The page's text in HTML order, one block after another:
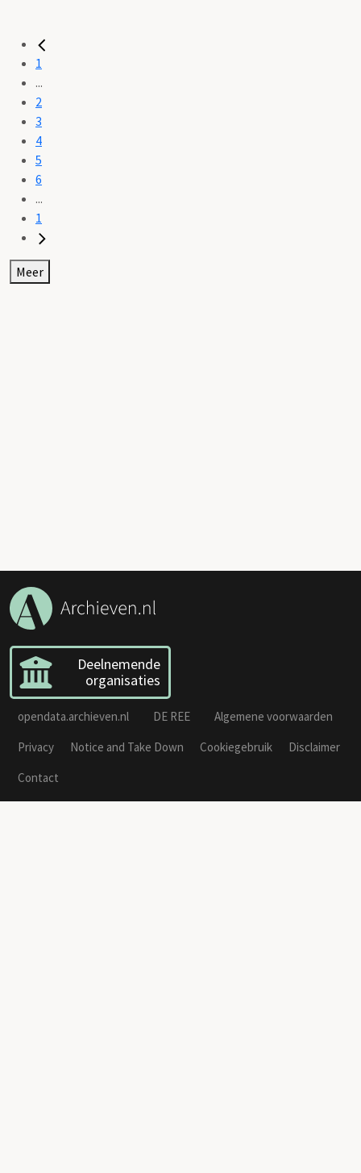
1
...
2
3
4
5
6
...
1
Meer
Deelnemende
organisaties
opendata.archieven.nl DE REE
Algemene voorwaarden
Privacy
Notice and Take Down Cookiegebruik
Disclaimer
Contact